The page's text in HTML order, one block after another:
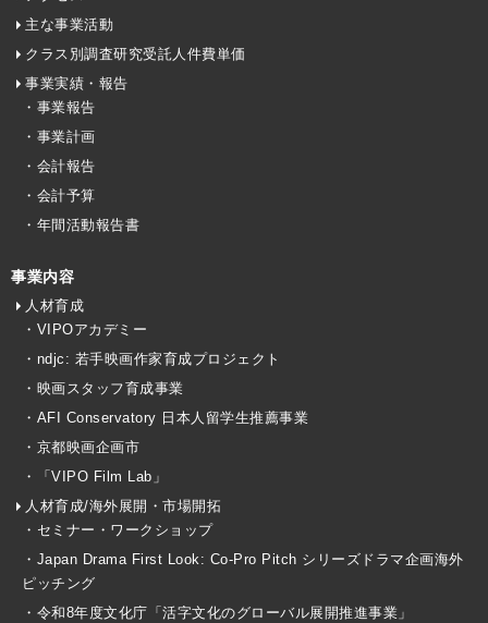
主な事業活動
クラス別調査研究受託人件費単価
事業実績・報告
・事業報告
・事業計画
・会計報告
・会計予算
・年間活動報告書
事業内容
人材育成
・VIPOアカデミー
・ndjc: 若手映画作家育成プロジェクト
・映画スタッフ育成事業
・AFI Conservatory 日本人留学生推薦事業
・京都映画企画市
・「VIPO Film Lab」
人材育成/海外展開・市場開拓
・セミナー・ワークショップ
・Japan Drama First Look: Co-Pro Pitch シリーズドラマ企画海外
ピッチング
・令和8年度文化庁「活字文化のグローバル展開推進事業」